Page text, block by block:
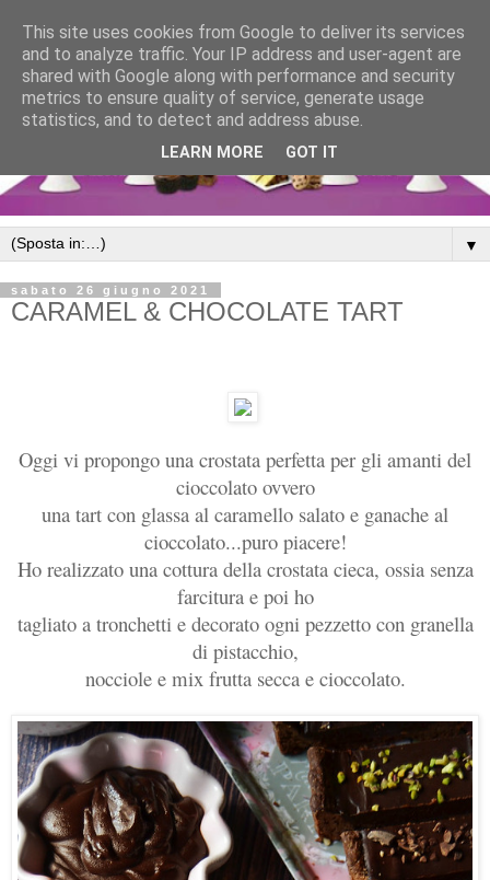
▼
sabato 26 giugno 2021
CARAMEL & CHOCOLATE TART
Oggi vi propongo una crostata perfetta per gli amanti del
cioccolato ovvero
una tart con glassa al caramello salato e ganache al
cioccolato...puro piacere!
Ho realizzato una cottura della crostata cieca, ossia senza
farcitura e poi ho
tagliato a tronchetti e decorato ogni pezzetto con granella
di pistacchio,
nocciole e mix frutta secca e cioccolato.
This site uses cookies from Google to deliver its services
and to analyze traffic. Your IP address and user-agent are
shared with Google along with performance and security
metrics to ensure quality of service, generate usage
statistics, and to detect and address abuse.
LEARN MORE GOT IT